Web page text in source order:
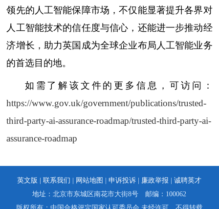
领先的人工智能保障市场，不仅能显著提升各界对
人工智能技术的信任度与信心，还能进一步推动经
济增长，助力英国成为全球企业布局人工智能业务
的首选目的地。
如需了解该文件的更多信息，可访问：
https://www.gov.uk/government/publications/trusted-
third-party-ai-assurance-roadmap/trusted-third-party-ai-
assurance-roadmap
英文版 | 联系我们 | 网站地图 |申诉投诉 | 廉政举报 |诚聘英才
地址：北京市东城区南花市大街8号 邮编：100062
版权所有：中国合格评定国家认可委员会 未经许可，不得转载